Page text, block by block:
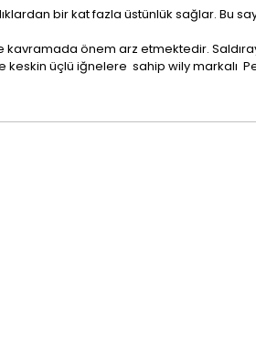
bir kat fazla üstünlük sağlar. Bu
kavramada önem arz etmektedir.
keskin üçlü iğnelere sahip wily